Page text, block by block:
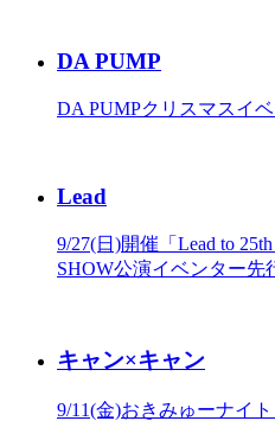
DA PUMP
DA PUMPクリスマスイ
Lead
9/27(日)開催「Lead to
SHOW公演イベンター先
キャン×キャン
9/11(金)おきみゅーナイ